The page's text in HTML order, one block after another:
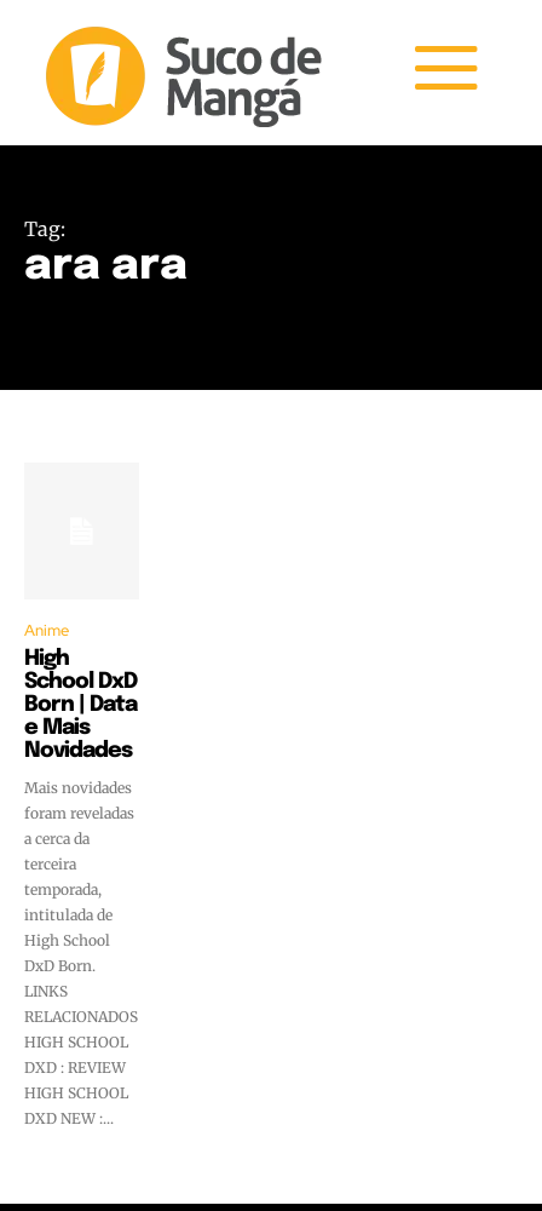
Tag:
ara ara
Anime
High
School DxD
Born | Data
e Mais
Novidades
Mais novidades
foram reveladas
a cerca da
terceira
temporada,
intitulada de
High School
DxD Born.
LINKS
RELACIONADOS
HIGH SCHOOL
DXD : REVIEW
HIGH SCHOOL
DXD NEW :...